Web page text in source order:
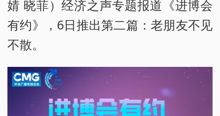
婧 晓菲）经济之声专题报道《进博会
有约》，6日推出第二篇：老朋友不见
不散。